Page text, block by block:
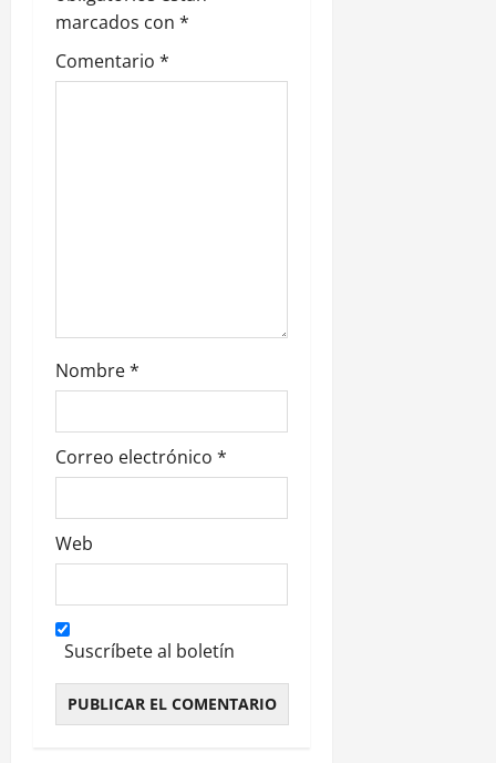
e
e
a
s
marcados con *
Comentario *
Nombre*
Correo electrónico *
Web
Suscríbete al boletín